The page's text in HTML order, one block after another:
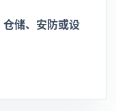
储、安防或设